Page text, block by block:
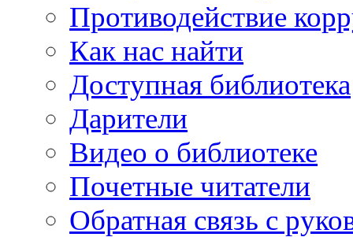
Противодействие
Как нас найти
Доступная библиотека
Дарители
Видео о библиотеке
Почетные читатели
Обратная связь с